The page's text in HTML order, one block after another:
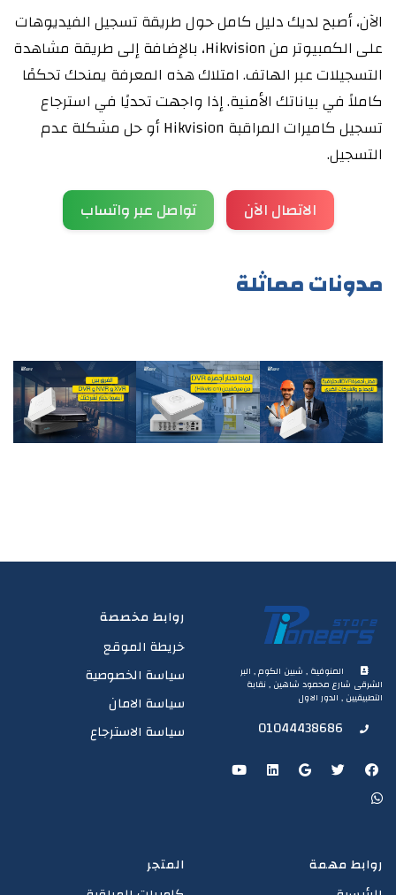
الآن، أصبح لديك دليل كامل حول طريقة تسجيل الفيديوهات
على الكمبيوتر من Hikvision، بالإضافة إلى طريقة مشاهدة
التسجيلات عبر الهاتف. امتلاك هذه المعرفة يمنحك تحكمًا
كاملاً في بياناتك الأمنية. إذا واجهت تحديًا في استرجاع
تسجيل كاميرات المراقبة Hikvision أو حل مشكلة عدم
التسجيل.
الاتصال الآن تواصل عبر واتساب
مدونات مماثلة
المنوفية , شبين الكوم , البر
الشرقى شارع محمود شاهين , نقابة
التطبيقيين , الدور الاول
01044438686
روابط مخصصة
خريطة الموقع
سياسة الخصوصية
سياسة الامان
سياسة الاسترجاع
روابط مهمة المتجر